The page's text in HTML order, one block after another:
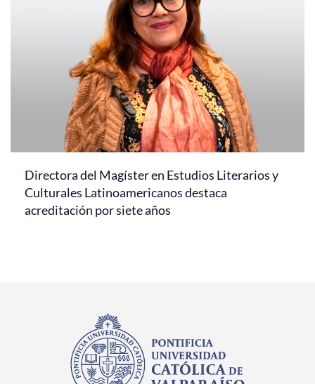
Directora del Magíster en Estudios Literarios y
Culturales Latinoamericanos destaca
acreditación por siete años